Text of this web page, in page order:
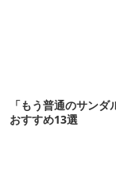
「もう普通のサン
おすすめ13選